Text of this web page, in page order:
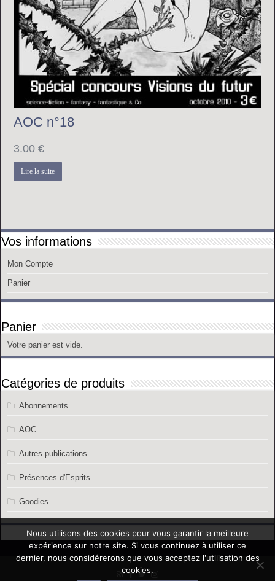
AOC n°18
3.00€
Lire la suite
Vos informations
Mon Compte
Panier
Panier
Votre panier est vide.
Catégories de produits
Abonnements
AOC
Autres publications
Présences d'Esprits
Goodies
Nous utilisons des cookies pour vous garantir la meilleure
expérience sur notre site. Si vous continuez à utiliser ce
dernier, nous considérerons que vous acceptez l'utilisation des
cookies.